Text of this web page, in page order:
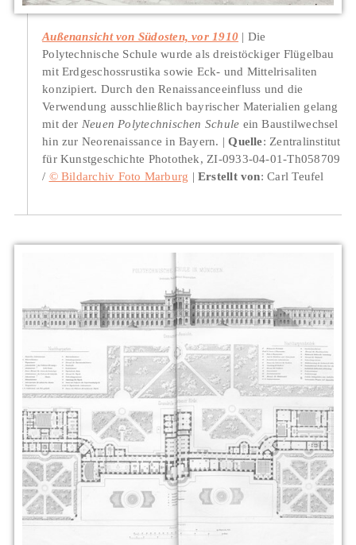
Außenansicht von Südosten, vor 1910
Die
Polytechnische Schule wurde als dreistöckiger Flügelbau
mit Erdgeschossrustika sowie Eck- und Mittelrisaliten
konzipiert. Durch den Renaissanceeinfluss und die
Verwendung ausschließlich bayrischer Materialien gelang
mit der Neuen Polytechnischen Schule ein Baustilwechsel
hin zur Neorenaissance in Bayern.
Quelle: Zentralinstitut
für Kunstgeschichte Photothek, ZI-0933-04-01-Th058709
/ © Bildarchiv Foto Marburg Erstellt von: Carl Teufel